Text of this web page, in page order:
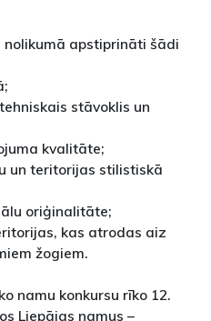
nolikumā apstiprināti šādi
stāvoklis un
kvalitāte;
un teritorijas stilistiskā
oriģinalitāte;
kas atrodas aiz
žogiem.
namu konkursu rīko 12.
Liepājas namus –